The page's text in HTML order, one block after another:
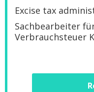
Excise tax
Sachbearbeiter
Verbrauchsteuer